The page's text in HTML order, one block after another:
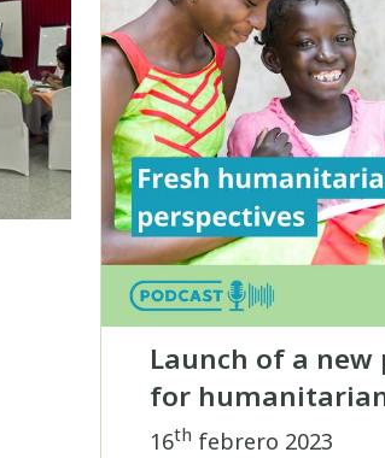
Launch of a new
for
16th febrero 2023